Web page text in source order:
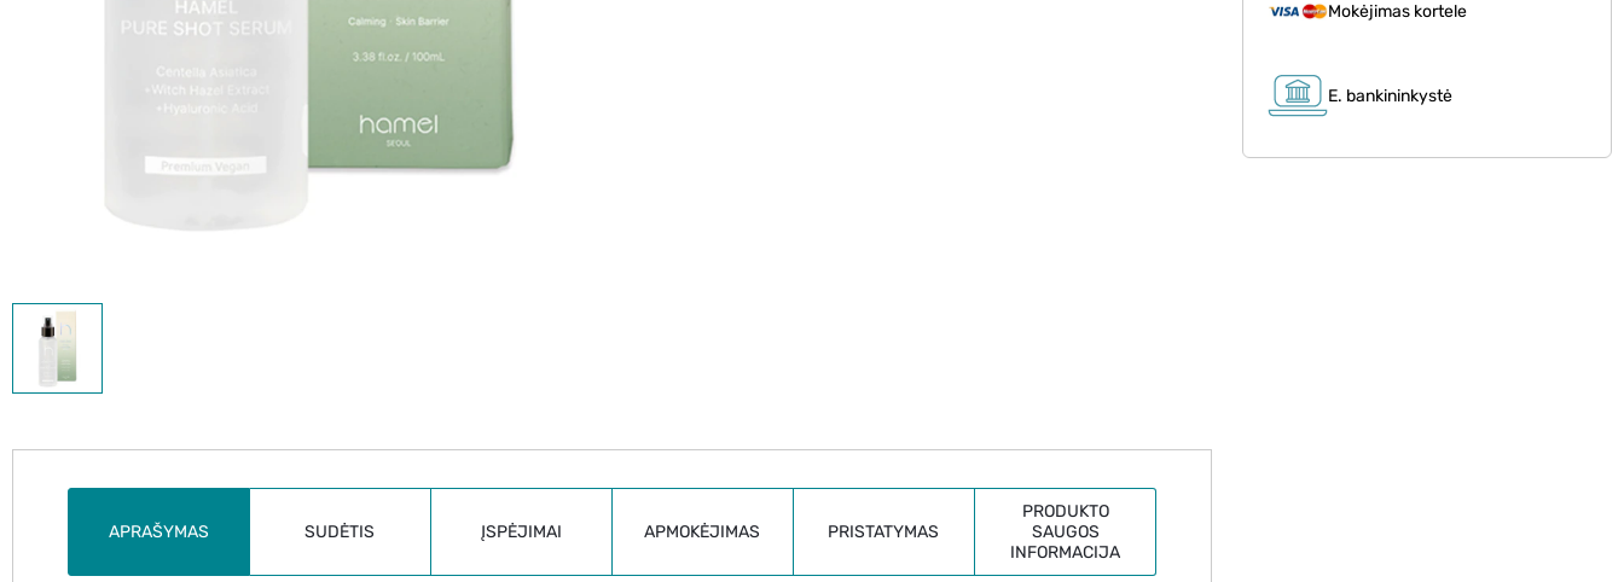
Mokėjimas kortele
E. bankininkystė
APRAŠYMAS SUDĖTIS ĮSPĖJIMAI APMOKĖJIMAS PRISTATYMAS
PRODUKTO
SAUGOS
INFORMACIJA